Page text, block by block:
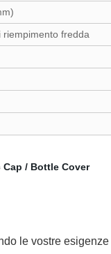
riempimento fredda
le vostre